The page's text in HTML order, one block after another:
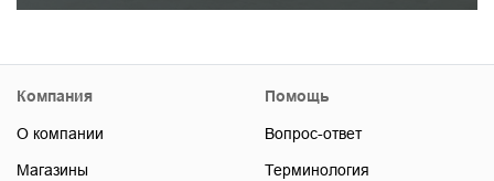
Компания
О компании
Магазины
Помощь
Вопрос-ответ
Терминология